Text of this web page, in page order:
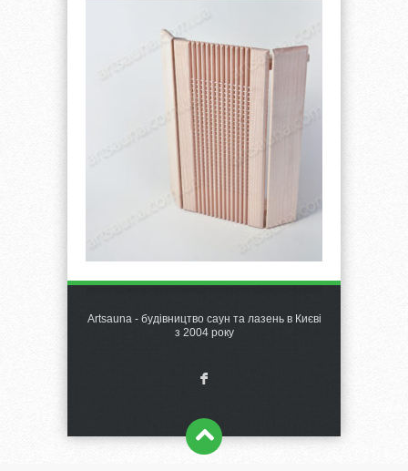
Artsauna - будівництво саун та лазень в Києві
з 2004 року
F